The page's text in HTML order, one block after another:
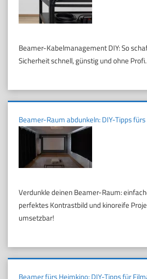
Beamer-Kabelmanagement DIY: So
Sicherheit schnell, günstig und ohne Profi.
Beamer-Raum abdunkeln: DIY-Tipps
Verdunkle deinen Beamer-Raum:
perfektes Kontrastbild und kinoreife
umsetzbar!
Beamer fürs Heimkino: DIY-Tipps für